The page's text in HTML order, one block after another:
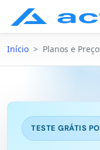
Início > Planos e
TESTE GRÁTIS